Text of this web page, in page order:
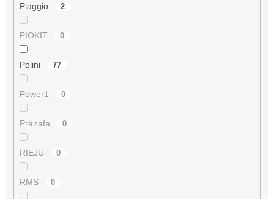
Piaggio 2
PIOKIT 0
Polini 77
Power1 0
Pränafa 0
RIEJU 0
RMS 0